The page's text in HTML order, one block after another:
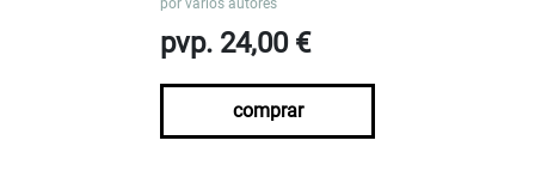
pvp. 24,00 €
comprar